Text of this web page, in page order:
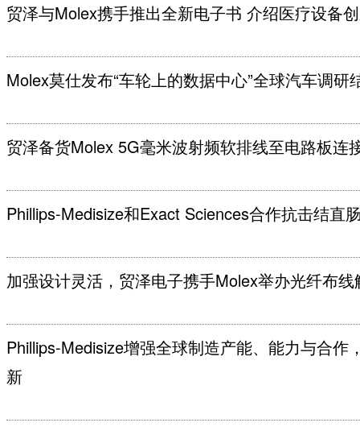
贸泽与Molex携手推出全新电子书 介绍医疗设备
Molex莫仕发布“车轮上的数据中心”全球汽车调研
贸泽备货Molex 5G毫米波射频软排线至电路板连
Phillips-Medisize和Exact Sciences合作抗击结直
加强设计灵活，贸泽电子携手Molex举办光纤布
Phillips-Medisize增强全球制造产能、能力与合
新